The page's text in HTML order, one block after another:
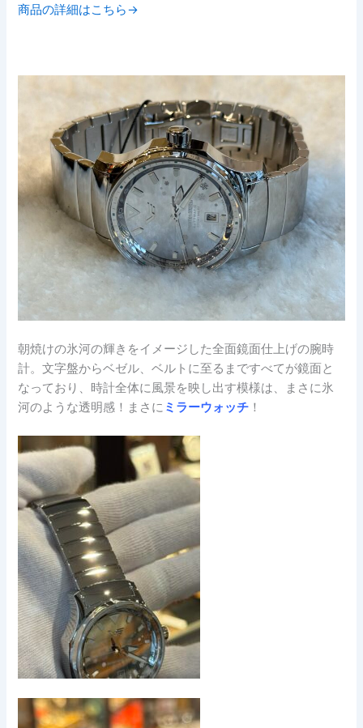
商品の詳細はこちら→
朝焼けの氷河の輝きをイメージした全面鏡面仕上げの腕時
計。文字盤からベゼル、ベルトに至るまですべてが鏡面と
なっており、時計全体に風景を映し出す模様は、まさに氷
河のような透明感！まさに ミラーウォッチ ！